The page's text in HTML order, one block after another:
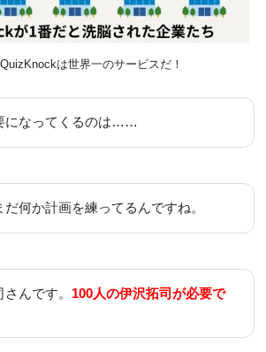
は世界一のサービスだ！
になってくるのは……
だ何か計画を練ってるんですね。
んです。 100人の伊沢拓司が必要で